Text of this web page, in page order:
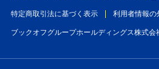
特定商取引法に基づく表示 利用者情報の
ブックオフグループホールディングス株式会